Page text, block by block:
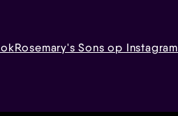
Rosemary's Sons op Instagram